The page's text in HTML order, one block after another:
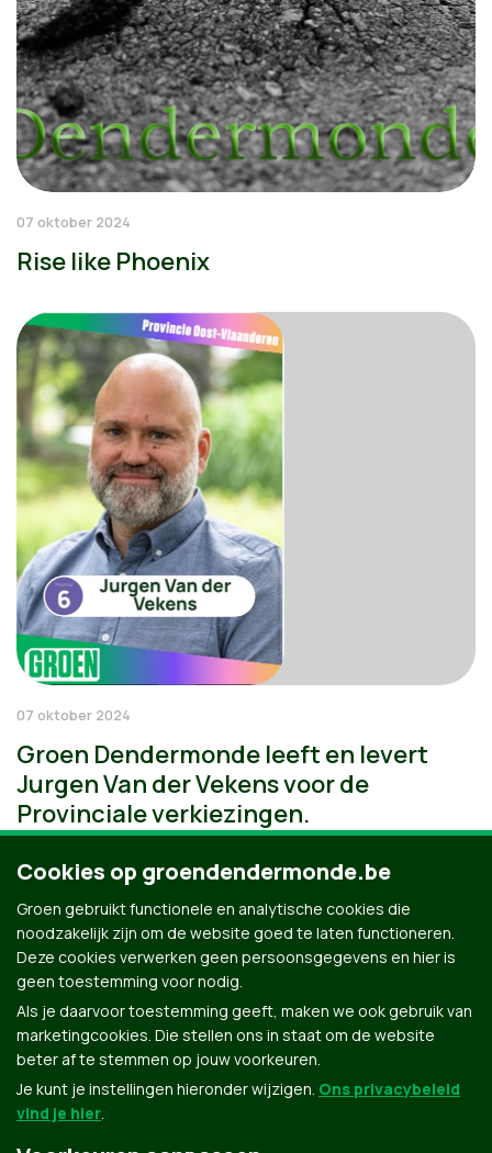
07 oktober 2024
Rise like Phoenix
07 oktober 2024
Groen Dendermonde leeft en levert
Jurgen Van der Vekens voor de
Provinciale verkiezingen.
Cookies op groendendermonde.be
Groen gebruikt functionele en analytische cookies die
noodzakelijk zijn om de website goed te laten functioneren.
Deze cookies verwerken geen persoonsgegevens en hier is
geen toestemming voor nodig.
Als je daarvoor toestemming geeft, maken we ook gebruik van
marketingcookies. Die stellen ons in staat om de website
beter af te stemmen op jouw voorkeuren.
Je kunt je instellingen hieronder wijzigen. Ons privacybeleid
vind je hier.